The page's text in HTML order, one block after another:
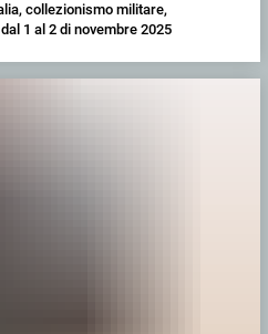
collezionismo militare,
1 al 2 di novembre 2025